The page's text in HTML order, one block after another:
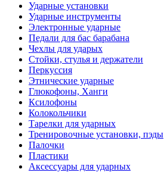
Ударные установки
Ударные инструменты
Электронные ударные
Педали для бас барабана
Чехлы для ударых
Стойки, стулья и держатели
Перкуссия
Этнические ударные
Глюкофоны, Ханги
Ксилофоны
Колокольчики
Тарелки для ударных
Тренировочные установки, пэды
Палочки
Пластики
Аксессуары для ударных